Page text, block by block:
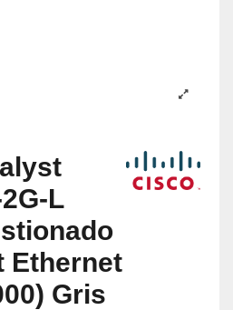
L
Ethernet
Gris